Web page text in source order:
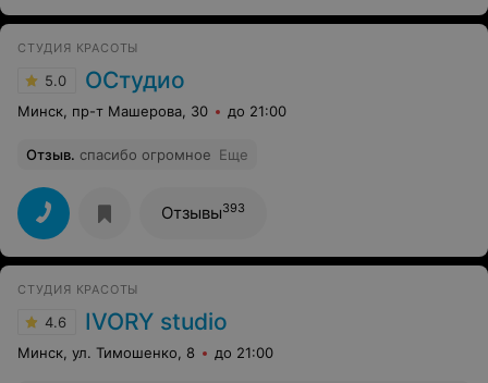
СТУДИЯ КРАСОТЫ
5.0 ОСтудио
Минск, пр-т Машерова, 30 до 21:00
Отзыв. спасибо огромное Еще
Отзывы393
СТУДИЯ КРАСОТЫ
4.6 IVORY studio
Минск, ул. Тимошенко, 8 до 21:00